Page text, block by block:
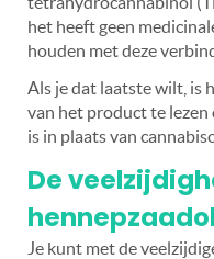
het heeft geen
houden met deze
Als je dat laatste wilt, is
van het product te lezen
is in plaats van
De
Je kunt met de